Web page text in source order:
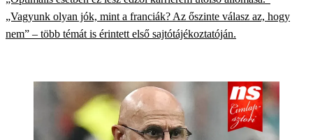
„Vagyunk olyan jók, mint a franciák? Az őszinte válasz az, hogy
nem” – több témát is érintett első sajtótájékoztatóján.